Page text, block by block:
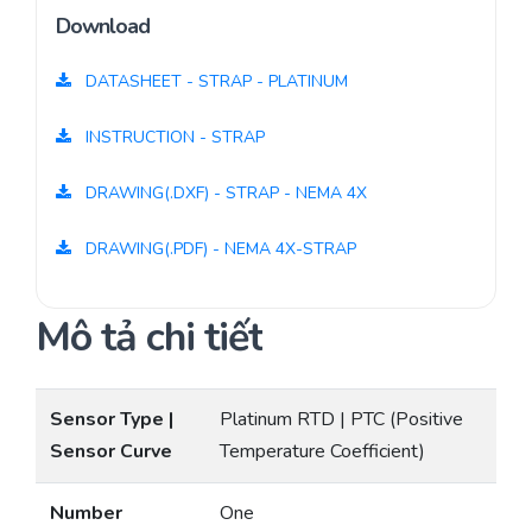
Download
DATASHEET - STRAP - PLATINUM
INSTRUCTION - STRAP
DRAWING(.DXF) - STRAP - NEMA 4X
DRAWING(.PDF) - NEMA 4X-STRAP
Mô tả chi tiết
Sensor Type |
Sensor Curve
Platinum RTD | PTC (Positive
Temperature Coefficient)
Number One